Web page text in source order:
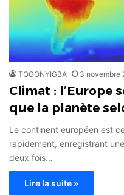
TOGONYIGBA 3 novembre
Climat : l’Europe
que la planète
Le continent européen est
rapidement, enregistrant
deux fois…
Lire la suite »